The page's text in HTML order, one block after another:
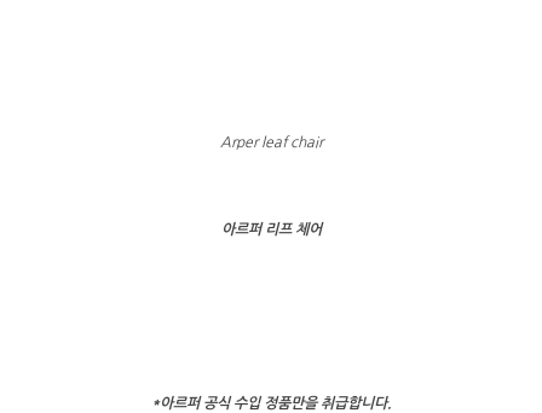
Arper leaf chair
아르퍼 리프 체어
*아르퍼 공식 수입 정품만을 취급합니다.